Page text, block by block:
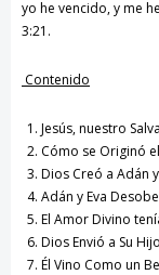
yo he vencido, y me
3:21.
Contenido
Jesús, nuestro
Cómo se Originó
Dios Creó a Adán y
Adán y Eva
El Amor Divino
Dios Envió a Su Hijo
Él Vino Como un